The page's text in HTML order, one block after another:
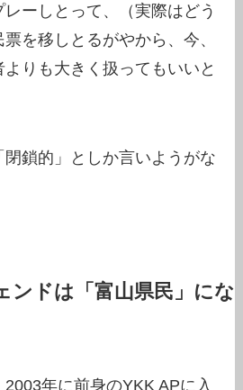
ーしとって、（実際はどう
を移しとるがやから、今、
りも大きく扱ってもいいと
鎖的」としか言いようがな
ンドは「富山県民」にな
年に前身のYKK APに入